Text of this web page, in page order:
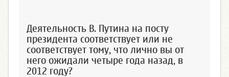
Деятельность В. Путина на посту
президента соответствует или не
соответствует тому, что лично вы от
него ожидали четыре года назад, в
2012 году?